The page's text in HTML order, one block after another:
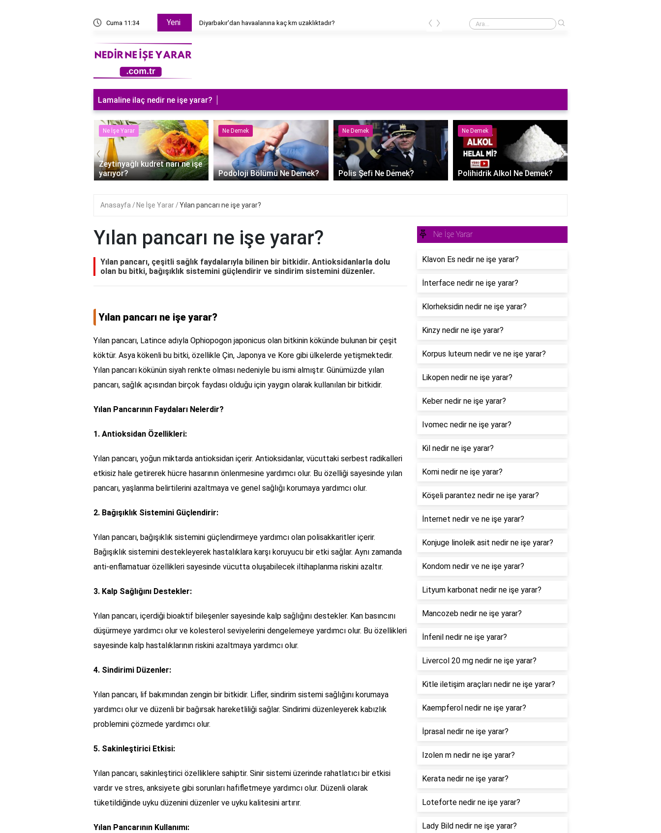
Cuma 11:34 Yeni Diyarbakır'dan havaalanına kaç km uzaklıktadır? Diyarbakır'dan havaalanına kaç km uzaklıktadır?
‹ ›
Lamaline ilaç nedir ne işe yarar?
Ne İşe Yarar
Zeytinyağlı kudret narı ne işe
yarıyor?
Ne Demek
Podoloji Bölümü Ne Demek?
Ne Demek
Polis Şefi Ne Demek?
Ne Demek
Polihidrik Alkol Ne Demek?
‹ ›
Anasayfa Ne İşe Yarar Yılan pancarı ne işe yarar?
Yılan pancarı ne işe yarar?
Yılan pancarı, çeşitli sağlık faydalarıyla bilinen bir bitkidir. Antioksidanlarla dolu
olan bu bitki, bağışıklık sistemini güçlendirir ve sindirim sistemini düzenler.
Yılan pancarı ne işe yarar?
Yılan pancarı, Latince adıyla Ophiopogon japonicus olan bitkinin kökünde bulunan bir çeşit
köktür. Asya kökenli bu bitki, özellikle Çin, Japonya ve Kore gibi ülkelerde yetişmektedir.
Yılan pancarı kökünün siyah renkte olması nedeniyle bu ismi almıştır. Günümüzde yılan
pancarı, sağlık açısından birçok faydası olduğu için yaygın olarak kullanılan bir bitkidir.
Yılan Pancarının Faydaları Nelerdir?
1. Antioksidan Özellikleri:
Yılan pancarı, yoğun miktarda antioksidan içerir. Antioksidanlar, vücuttaki serbest radikalleri
etkisiz hale getirerek hücre hasarının önlenmesine yardımcı olur. Bu özelliği sayesinde yılan
pancarı, yaşlanma belirtilerini azaltmaya ve genel sağlığı korumaya yardımcı olur.
2. Bağışıklık Sistemini Güçlendirir:
Yılan pancarı, bağışıklık sistemini güçlendirmeye yardımcı olan polisakkaritler içerir.
Bağışıklık sistemini destekleyerek hastalıklara karşı koruyucu bir etki sağlar. Aynı zamanda
anti-enflamatuar özellikleri sayesinde vücutta oluşabilecek iltihaplanma riskini azaltır.
3. Kalp Sağlığını Destekler:
Yılan pancarı, içerdiği bioaktif bileşenler sayesinde kalp sağlığını destekler. Kan basıncını
düşürmeye yardımcı olur ve kolesterol seviyelerini dengelemeye yardımcı olur. Bu özellikleri
sayesinde kalp hastalıklarının riskini azaltmaya yardımcı olur.
4. Sindirimi Düzenler:
Yılan pancarı, lif bakımından zengin bir bitkidir. Lifler, sindirim sistemi sağlığını korumaya
yardımcı olur ve düzenli bir bağırsak hareketliliği sağlar. Sindirimi düzenleyerek kabızlık
problemini çözmede yardımcı olur.
5. Sakinleştirici Etkisi:
Yılan pancarı, sakinleştirici özelliklere sahiptir. Sinir sistemi üzerinde rahatlatıcı bir etkisi
vardır ve stres, anksiyete gibi sorunları hafifletmeye yardımcı olur. Düzenli olarak
tüketildiğinde uyku düzenini düzenler ve uyku kalitesini artırır.
Yılan Pancarının Kullanımı:
Ne İşe Yarar
Klavon Es nedir ne işe yarar?
İnterface nedir ne işe yarar?
Klorheksidin nedir ne işe yarar?
Kinzy nedir ne işe yarar?
Korpus luteum nedir ve ne işe yarar?
Likopen nedir ne işe yarar?
Keber nedir ne işe yarar?
Ivomec nedir ne işe yarar?
Kil nedir ne işe yarar?
Komi nedir ne işe yarar?
Köşeli parantez nedir ne işe yarar?
İnternet nedir ve ne işe yarar?
Konjuge linoleik asit nedir ne işe yarar?
Kondom nedir ve ne işe yarar?
Lityum karbonat nedir ne işe yarar?
Mancozeb nedir ne işe yarar?
İnfenil nedir ne işe yarar?
Livercol 20 mg nedir ne işe yarar?
Kitle iletişim araçları nedir ne işe yarar?
Kaempferol nedir ne işe yarar?
İprasal nedir ne işe yarar?
Izolen m nedir ne işe yarar?
Kerata nedir ne işe yarar?
Loteforte nedir ne işe yarar?
Lady Bild nedir ne işe yarar?